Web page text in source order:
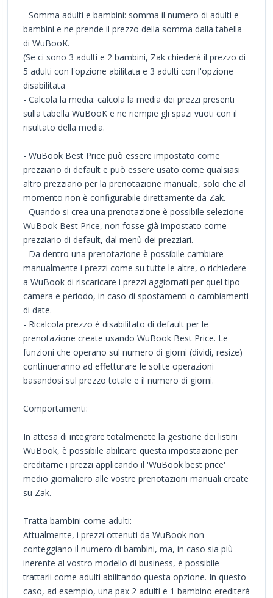
- Somma adulti e bambini: somma il numero di adulti e
bambini e ne prende il prezzo della somma dalla tabella
di WuBooK.
(Se ci sono 3 adulti e 2 bambini, Zak chiederà il prezzo di
5 adulti con l'opzione abilitata e 3 adulti con l'opzione
disabilitata
- Calcola la media: calcola la media dei prezzi presenti
sulla tabella WuBooK e ne riempie gli spazi vuoti con il
risultato della media.
- WuBook Best Price può essere impostato come
prezziario di default e può essere usato come qualsiasi
altro prezziario per la prenotazione manuale, solo che al
momento non è configurabile direttamente da Zak.
- Quando si crea una prenotazione è possibile selezione
WuBook Best Price, non fosse già impostato come
prezziario di default, dal menù dei prezziari.
- Da dentro una prenotazione è possibile cambiare
manualmente i prezzi come su tutte le altre, o richiedere
a WuBook di riscaricare i prezzi aggiornati per quel tipo
camera e periodo, in caso di spostamenti o cambiamenti
di date.
- Ricalcola prezzo è disabilitato di default per le
prenotazione create usando WuBook Best Price. Le
funzioni che operano sul numero di giorni (dividi, resize)
continueranno ad effetturare le solite operazioni
basandosi sul prezzo totale e il numero di giorni.
Comportamenti:
In attesa di integrare totalmenete la gestione dei listini
WuBook, è possibile abilitare questa impostazione per
ereditarne i prezzi applicando il 'WuBook best price'
medio giornaliero alle vostre prenotazioni manuali create
su Zak.
Tratta bambini come adulti:
Attualmente, i prezzi ottenuti da WuBook non
conteggiano il numero di bambini, ma, in caso sia più
inerente al vostro modello di business, è possibile
trattarli come adulti abilitando questa opzione. In questo
caso, ad esempio, una pax 2 adulti e 1 bambino erediterà